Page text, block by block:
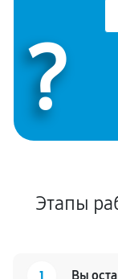
?
Этапы
1 Вы